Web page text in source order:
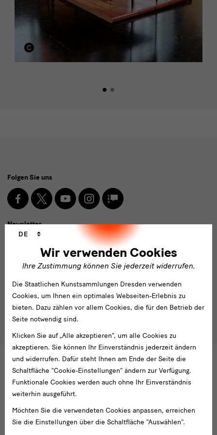
Wir verwenden Cookies
Ihre Zustimmung können Sie jederzeit widerrufen.
Sprachwechsler
DE
Die Staatlichen Kunstsammlungen Dresden verwenden
Cookies, um Ihnen ein optimales Webseiten-Erlebnis zu
bieten. Dazu zählen vor allem Cookies, die für den Betrieb der
Seite notwendig sind.
Klicken Sie auf „Alle akzeptieren“, um alle Cookies zu
akzeptieren. Sie können Ihr Einverständnis jederzeit ändern
und widerrufen. Dafür steht Ihnen am Ende der Seite die
Schaltfläche "Cookie-Einstellungen" ändern zur Verfügung.
Funktionale Cookies werden auch ohne Ihr Einverständnis
weiterhin ausgeführt.
Möchten Sie die verwendeten Cookies anpassen, erreichen
Sie die Einstellungen über die Schaltfläche "Auswählen".
Media
und
Newsletter
Folgen Sie uns
Facebook
X YoutubeInstagramSKD
Blog
Newsletter
Adresse
* Pflichtfeld
Ich stimme derDatenschutzerklärungzu.*
Ich möchte gern folgendeNewsletterabonnieren*
Newsletter der Staatlichen Kunstsammlungen
Dresden
Newsletterdes Albertinum
Newsletter Tourismus
NewsletterMuseum für Sächsische Volkskunst
Tel. +49 351 49 14 2000
besucherservice(at)skdmuseum.info
Staatliche
Kunstsammlungen